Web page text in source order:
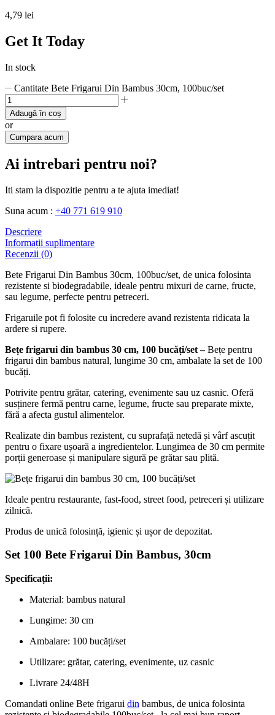
4,79 lei
Get It Today
In stock
Cantitate Bete Frigarui Din Bambus 30cm, 100buc/set
Adaugă în coș
or
Cumpara acum
Ai intrebari pentru noi?
Iti stam la dispozitie pentru a te ajuta imediat!
Suna acum : +40 771 619 910
Descriere
Informații suplimentare
Recenzii (0)
Bete Frigarui Din Bambus 30cm, 100buc/set, de unica folosinta
rezistente si biodegradabile, ideale pentru mixuri de carne, fructe,
sau legume, perfecte pentru petreceri.
Frigaruile pot fi folosite cu incredere avand rezistenta ridicata la
ardere si rupere.
Bețe frigarui din bambus 30 cm, 100 bucăți/set –Bețe pentru
frigarui din bambus natural, lungime 30 cm, ambalate la set de 100
bucăți.
Potrivite pentru grătar, catering, evenimente sau uz casnic. Oferă
susținere fermă pentru carne, legume, fructe sau preparate mixte,
fără a afecta gustul alimentelor.
Realizate din bambus rezistent, cu suprafață netedă și vârf ascuțit
pentru o fixare ușoară a ingredientelor. Lungimea de 30 cm permite
porții generoase și manipulare sigură pe grătar sau plită.
Ideale pentru restaurante, fast-food, street food, petreceri și utilizare
zilnică.
Produs de unică folosință, igienic și ușor de depozitat.
Set 100 Bete Frigarui Din Bambus, 30cm
Specificații:
Material: bambus natural
Lungime: 30 cm
Ambalare: 100 bucăți/set
Utilizare: grătar, catering, evenimente, uz casnic
Livrare 24/48H
Comandati online Bete frigarui din bambus, de unica folosinta